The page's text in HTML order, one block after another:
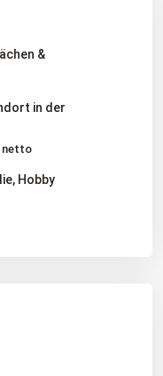
&
in der
netto
Hobby
Rechte vorbehalten.